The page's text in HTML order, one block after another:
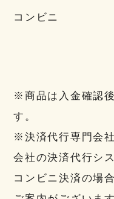
コンビニ
※商品は入金確認
す。
※決済代行専門会
会社の決済代行シ
コンビニ決済の場